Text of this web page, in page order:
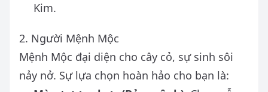
Kim.
2. Người Mệnh Mộc
Mệnh Mộc đại diện cho cây cỏ, sự sinh sôi
nảy nở. Sự lựa chọn hoàn hảo cho bạn là: